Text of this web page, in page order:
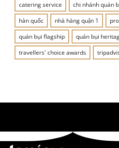
catering service
chi nhánh quán
hàn quốc
nhà hàng quận 1
quán bụi flagship
quán bụi
travellers' choice awards